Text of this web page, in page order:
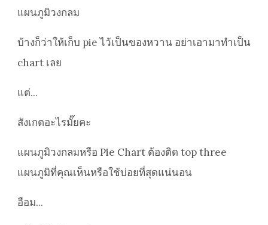
แผนภูมิวงกลม
บ้างก็ว่าให้เก็บ pie ไว้เป็นของหวาน อย่าเอามาทำเป็น
chart เลย
แต่...
สังเกตอะไรมั๊ยคะ
แผนภูมิวงกลมหรือ Pie Chart ต้องติด top three
แผนภูมิที่คุณเห็นหรือใช้บ่อยที่สุดแน่นอน
อือม...